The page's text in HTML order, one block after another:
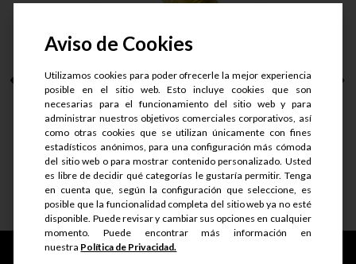
CONECTOR MACHO
ARMAD LT. T....
S/.50.9
S/.40.72
Ver detalle
Aviso de Cookies
Utilizamos cookies para poder ofrecerle la mejor experiencia
posible en el sitio web. Esto incluye cookies que son
necesarias para el funcionamiento del sitio web y para
administrar nuestros objetivos comerciales corporativos, así
como otras cookies que se utilizan únicamente con fines
estadísticos anónimos, para una configuración más cómoda
del sitio web o para mostrar contenido personalizado. Usted
es libre de decidir qué categorías le gustaría permitir. Tenga
en cuenta que, según la configuración que seleccione, es
posible que la funcionalidad completa del sitio web ya no esté
disponible. Puede revisar y cambiar sus opciones en cualquier
momento. Puede encontrar más información en
nuestra Política de Privacidad.